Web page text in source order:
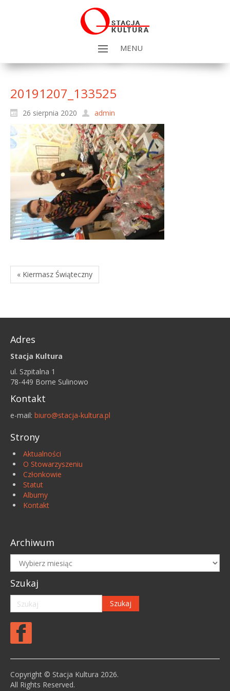
MENU
20191207_133525
26 sierpnia 2020 admin
« Kiermasz Świąteczny
Adres
Stacja Kultura
ul. Szpitalna 1
78-449 Borne Sulinowo
Kontakt
e-mail: biuro@stacja-kultura.pl
Strony
Aktualności
O Stowarzyszeniu
Członkowie
Statut
Albumy
Kontakt
Archiwum
Archiwum
Szukaj
Copyright © Stacja Kultura 2026.
All Rights Reserved.